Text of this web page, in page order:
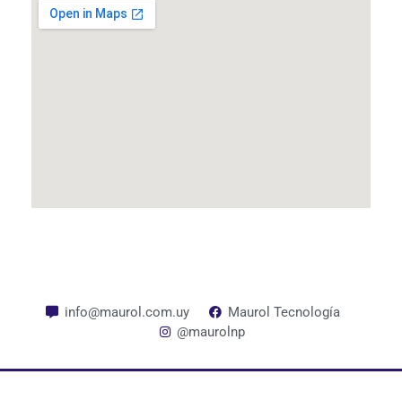
info@maurol.com.uy
Maurol Tecnología
@maurolnp